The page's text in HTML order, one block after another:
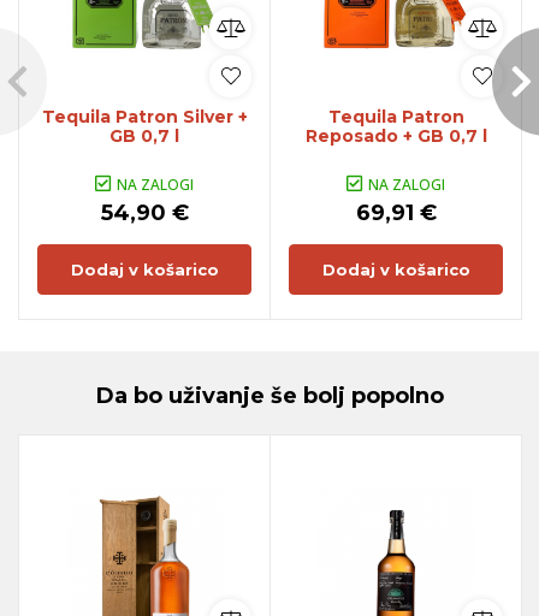
Tequila Patron Silver +
GB 0,7 l
NA ZALOGI
54,90 €
Dodaj v košarico
Tequila Patron
Reposado + GB 0,7 l
NA ZALOGI
69,91 €
Dodaj v košarico
Da bo uživanje še bolj popolno